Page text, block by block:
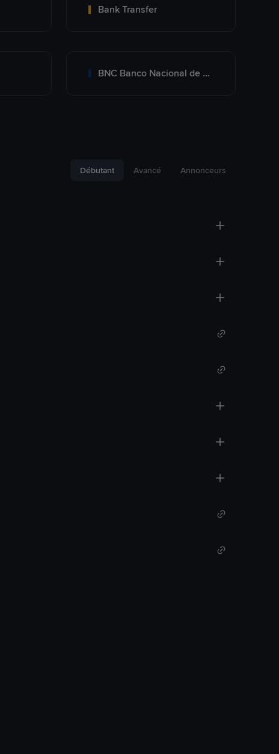
Bank Transfer
BNC Banco Nacional de Crédito
Débutant Avancé Annonceurs